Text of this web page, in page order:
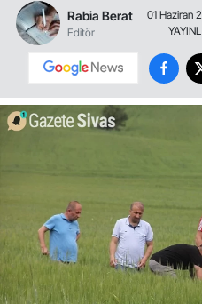
Rabia Berat
Editör
01 Haziran